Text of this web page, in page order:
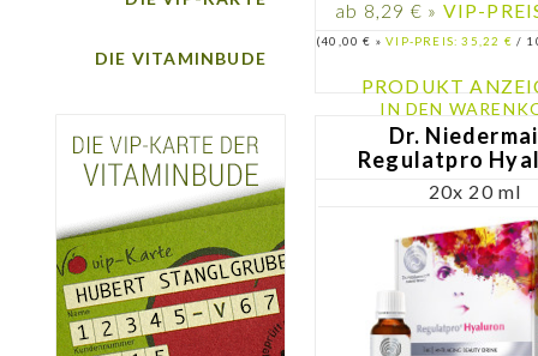
DIE VITAMINBUDE
ab 8,29 € » VIP-
(40,00 € »VIP-PREIS: 35,22 € /
PRODUKT
IN DEN
Dr.
Regulatpro
20x 20 ml